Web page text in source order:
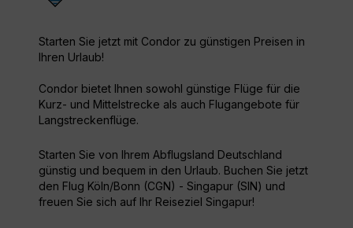
Starten Sie jetzt mit Condor zu günstigen Preisen in
Ihren Urlaub!
Condor bietet Ihnen sowohl günstige Flüge für die
Kurz- und Mittelstrecke als auch Flugangebote für
Langstreckenflüge.
Starten Sie von Ihrem Abflugsland Deutschland
günstig und bequem in den Urlaub. Buchen Sie jetzt
den Flug Köln/Bonn (CGN) - Singapur (SIN) und
freuen Sie sich auf Ihr Reiseziel Singapur!